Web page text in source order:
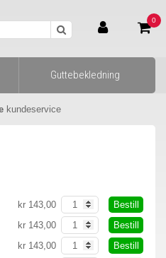
0
Guttebekledning
kundeservice
kr 143,00
Bestill
kr 143,00
Bestill
kr 143,00
Bestill